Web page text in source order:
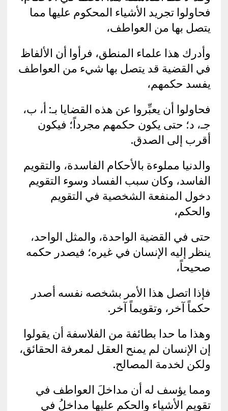
فحاولوا تجريد الأشياء المحكوم عليها مما
يتصل بها من العواطف،
وأدرك هذا علماء المنطق، فرأوا أن الألفاظ
في القضية قد يتصل بها شيء من العواطف
يفسد حكمهم،
فحاولوا أن يعبِّروا عن هذه القضايا بـ: أ، ب،
جـ، د؛ حتى يكون حكمهم مجرداً؛ فيكون
أقرب إلى الصدق.
والدنيا مملوءة بالأحكام الفاسدة، والتقويم
الفاسد، وكان سبب الفساد وسوء التقويم
دخول المنفعة الشخصية في التقويم
والحكم،
حتى في القضية الواحدة، والمثل الواحد،
ينظر إليه الإنسان في غيره؛ فيصدر حكمه
صحيحاً،
فإذا اتصل هذا الأمر بشخصه نفسه أصدر
حكماً آخر، وتقويماً آخر.
وهذا ما حدا بطائفة من الفلاسفة أن يقولوا
إن الإنسان لم يمنح العقل لمعرفة الحقائق،
ولكن لخدمة المصالح.
ومما يؤسف له أن مداخلَ العواطف في
تقويم الأشياء والحكم عليها مداخلُ في